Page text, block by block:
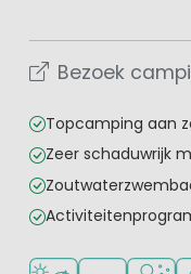
Bezoek
Topcamping aan
Zeer schaduwrijk
Ligt bij strand en
Openlucht